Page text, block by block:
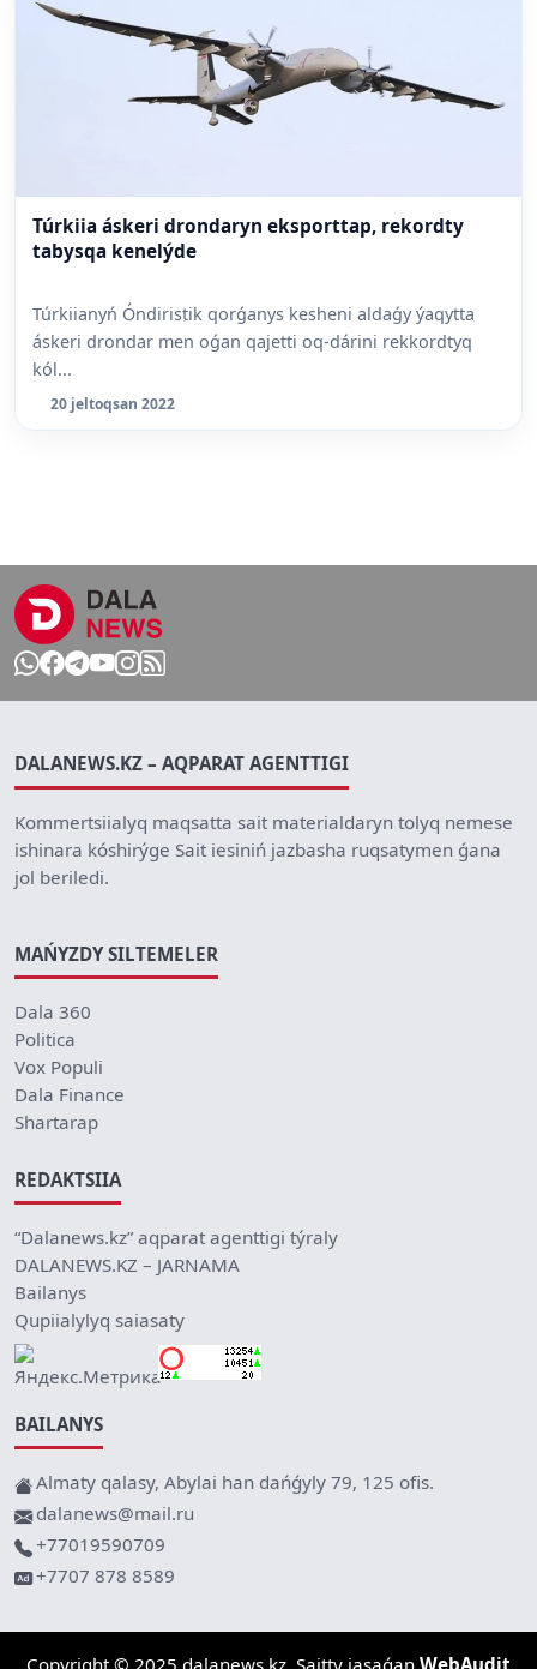
Túrkiia áskeri drondaryn eksporttap, rekordty
tabysqa kenelýde
Túrkiianyń Óndiristik qorǵanys kesheni aldaǵy ýaqytta
áskeri drondar men oǵan qajetti oq-dárini rekkordtyq
kól...
20 jeltoqsan 2022
DALANEWS.KZ – AQPARAT AGENTTIGI
Kommertsiialyq maqsatta sait materialdaryn tolyq nemese
ishinara kóshirýge Sait iesiniń jazbasha ruqsatymen ǵana
jol beriledi.
MAŃYZDY SILTEMELER
Dala 360
Politica
Vox Populi
Dala Finance
Shartarap
REDAKTSIIA
“Dalanews.kz” aqparat agenttigi týraly
DALANEWS.KZ – JARNAMA
Bailanys
Qupiialylyq saiasaty
BAILANYS
Almaty qalasy, Abylai han dańǵyly 79, 125 ofis.
dalanews@mail.ru
+77019590709
+7707 878 8589
Copyright © 2025 dalanews.kz. Saitty jasaǵan WebAudit